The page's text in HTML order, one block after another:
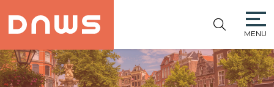
NIEUWE
WINKELSTRAAT
MENU